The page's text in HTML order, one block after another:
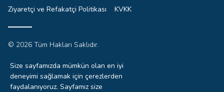
Ziyaretçi ve Refakatçi Politikası KVKK
© 2026 Tüm Hakları Saklıdır.
İzinsiz, kaynak gösterilmeden kullanılamaz.
Size sayfamızda mümkün olan en iyi
deneyimi sağlamak için çerezlerden
faydalanıyoruz. Sayfamız size